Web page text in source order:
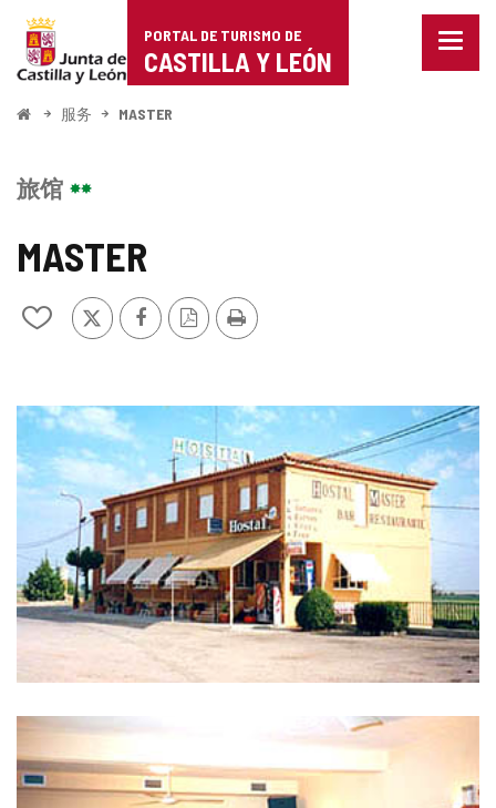
Portal
de
Turismo
Castilla
León
PORTAL DE TURISMO DE
CASTILLA Y LEÓN
菜
开
服务 MASTER
MASTER
从
记
本
中
加/
除
推
特
FacebookPDF
版
打
印
图
片
库
旅馆